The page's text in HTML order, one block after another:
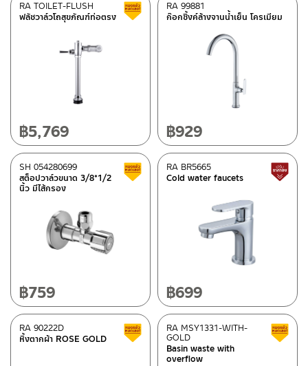
ฟลัชวาล์วโถสุขภัณฑ์ท่อตรง
RA TOILET-FLUSH Clearance sale
฿5,769
ก๊อกซิ้งค์ล้างจานน้ำเย็น โครเมียม
RA 99881
฿929
สต็อปวาล์วขนาด 3/8*1/2
นิ้ว มีไส้กรอง
SH 054280699 Clearance sale
฿759
Cold water faucets
RA BR5665
฿699
หิ้งตากผ้า ROSE GOLD
RA 90222D Clearance sale
Basin waste with
overflow
RA MSY1331-WITH-
GOLD